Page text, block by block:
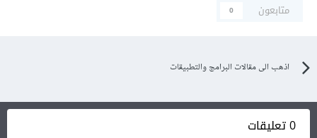
متابعون
0
اذهب الى مقالات البرامج والتطبيقات
0 تعليقات